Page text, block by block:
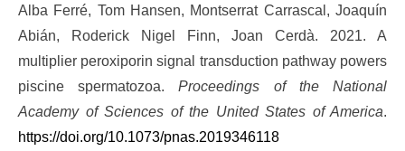
Alba Ferré, Tom Hansen, Montserrat Carrascal, Joaquín
Abián, Roderick Nigel Finn, Joan Cerdà. 2021. A
multiplier peroxiporin signal transduction pathway powers
piscine spermatozoa.Proceedings of the National
Academy of Sciences of the United States of America.
https://doi.org/10.1073/pnas.2019346118